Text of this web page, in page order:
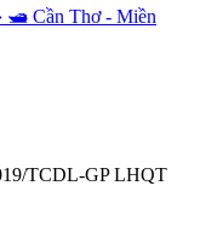
🛥️ Cần Thơ - Miền
TCDL-GP LHQT